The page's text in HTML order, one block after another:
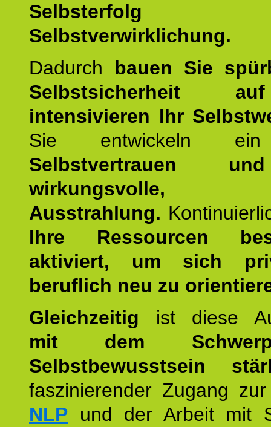
Selbstverwirklichung.
Dadurch bauen Sie
Selbstsicherheit
intensivieren Ihr
Sie entwickeln ein
Selbstvertrauen
wirkungsvolle,
Ausstrahlung.
Ihre Ressourcen
aktiviert, um sich
beruflich neu zu
Gleichzeitig ist diese
mit dem
Selbstbewusstsein
faszinierender Zugang
NLP und der Arbeit mit